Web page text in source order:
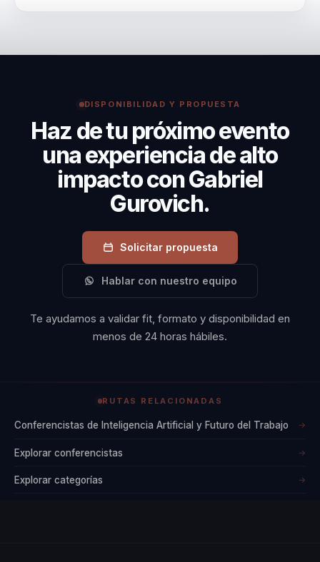
negocio y adopción tecnológica. Porque aterriza
no solo con fascinación tecnológica.
DISPONIBILIDAD Y PROPUESTA
Haz de tu próximo evento
una experiencia de alto
impacto con Gabriel
Gurovich.
Solicitar propuesta
Hablar con nuestro equipo
Te ayudamos a validar fit, formato y disponibilidad en
menos de 24 horas hábiles.
RUTAS RELACIONADAS
Conferencistas de Inteligencia Artificial y Futuro del Trabajo →
Explorar conferencistas →
Explorar categorías →